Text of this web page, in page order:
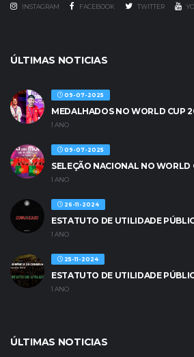
INSTAGRAM FACEBOOK TWITTER
ÚLTIMAS NOTICIAS
09-07-2025
MEDALHADOS NO WORLD CUP
1 ANO
09-07-2025
SELEÇÃO NACIONAL NO WORLD
1 ANO
26-11-2024
ESTATUTO DE UTILIDADE
1 ANO
25-11-2024
ESTATUTO DE UTILIDADE
1 ANO
ÚLTIMAS NOTICIAS